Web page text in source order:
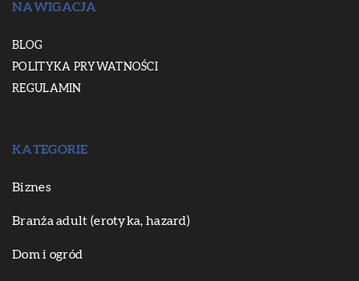
NAWIGACJA
BLOG
POLITYKA PRYWATNOŚCI
REGULAMIN
KATEGORIE
Biznes
Branża adult (erotyka, hazard)
Dom i ogród